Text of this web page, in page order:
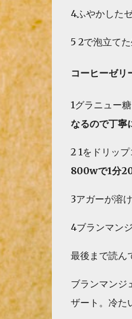
4ふやかした
5 2で泡立て
コーヒーゼリ
1グラニュー
なるので丁寧
2 1をドリッ
800wで1分
3アガーが溶
4ブランマン
最後まで読ん
ブランマンジ
ザート。冷た